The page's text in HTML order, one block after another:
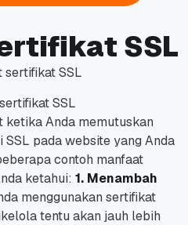
SSL
SSL
ketika Anda memutuskan
pada website yang Anda
contoh manfaat
ketahui: 1. Menambah
menggunakan sertifikat
tentu akan jauh lebih